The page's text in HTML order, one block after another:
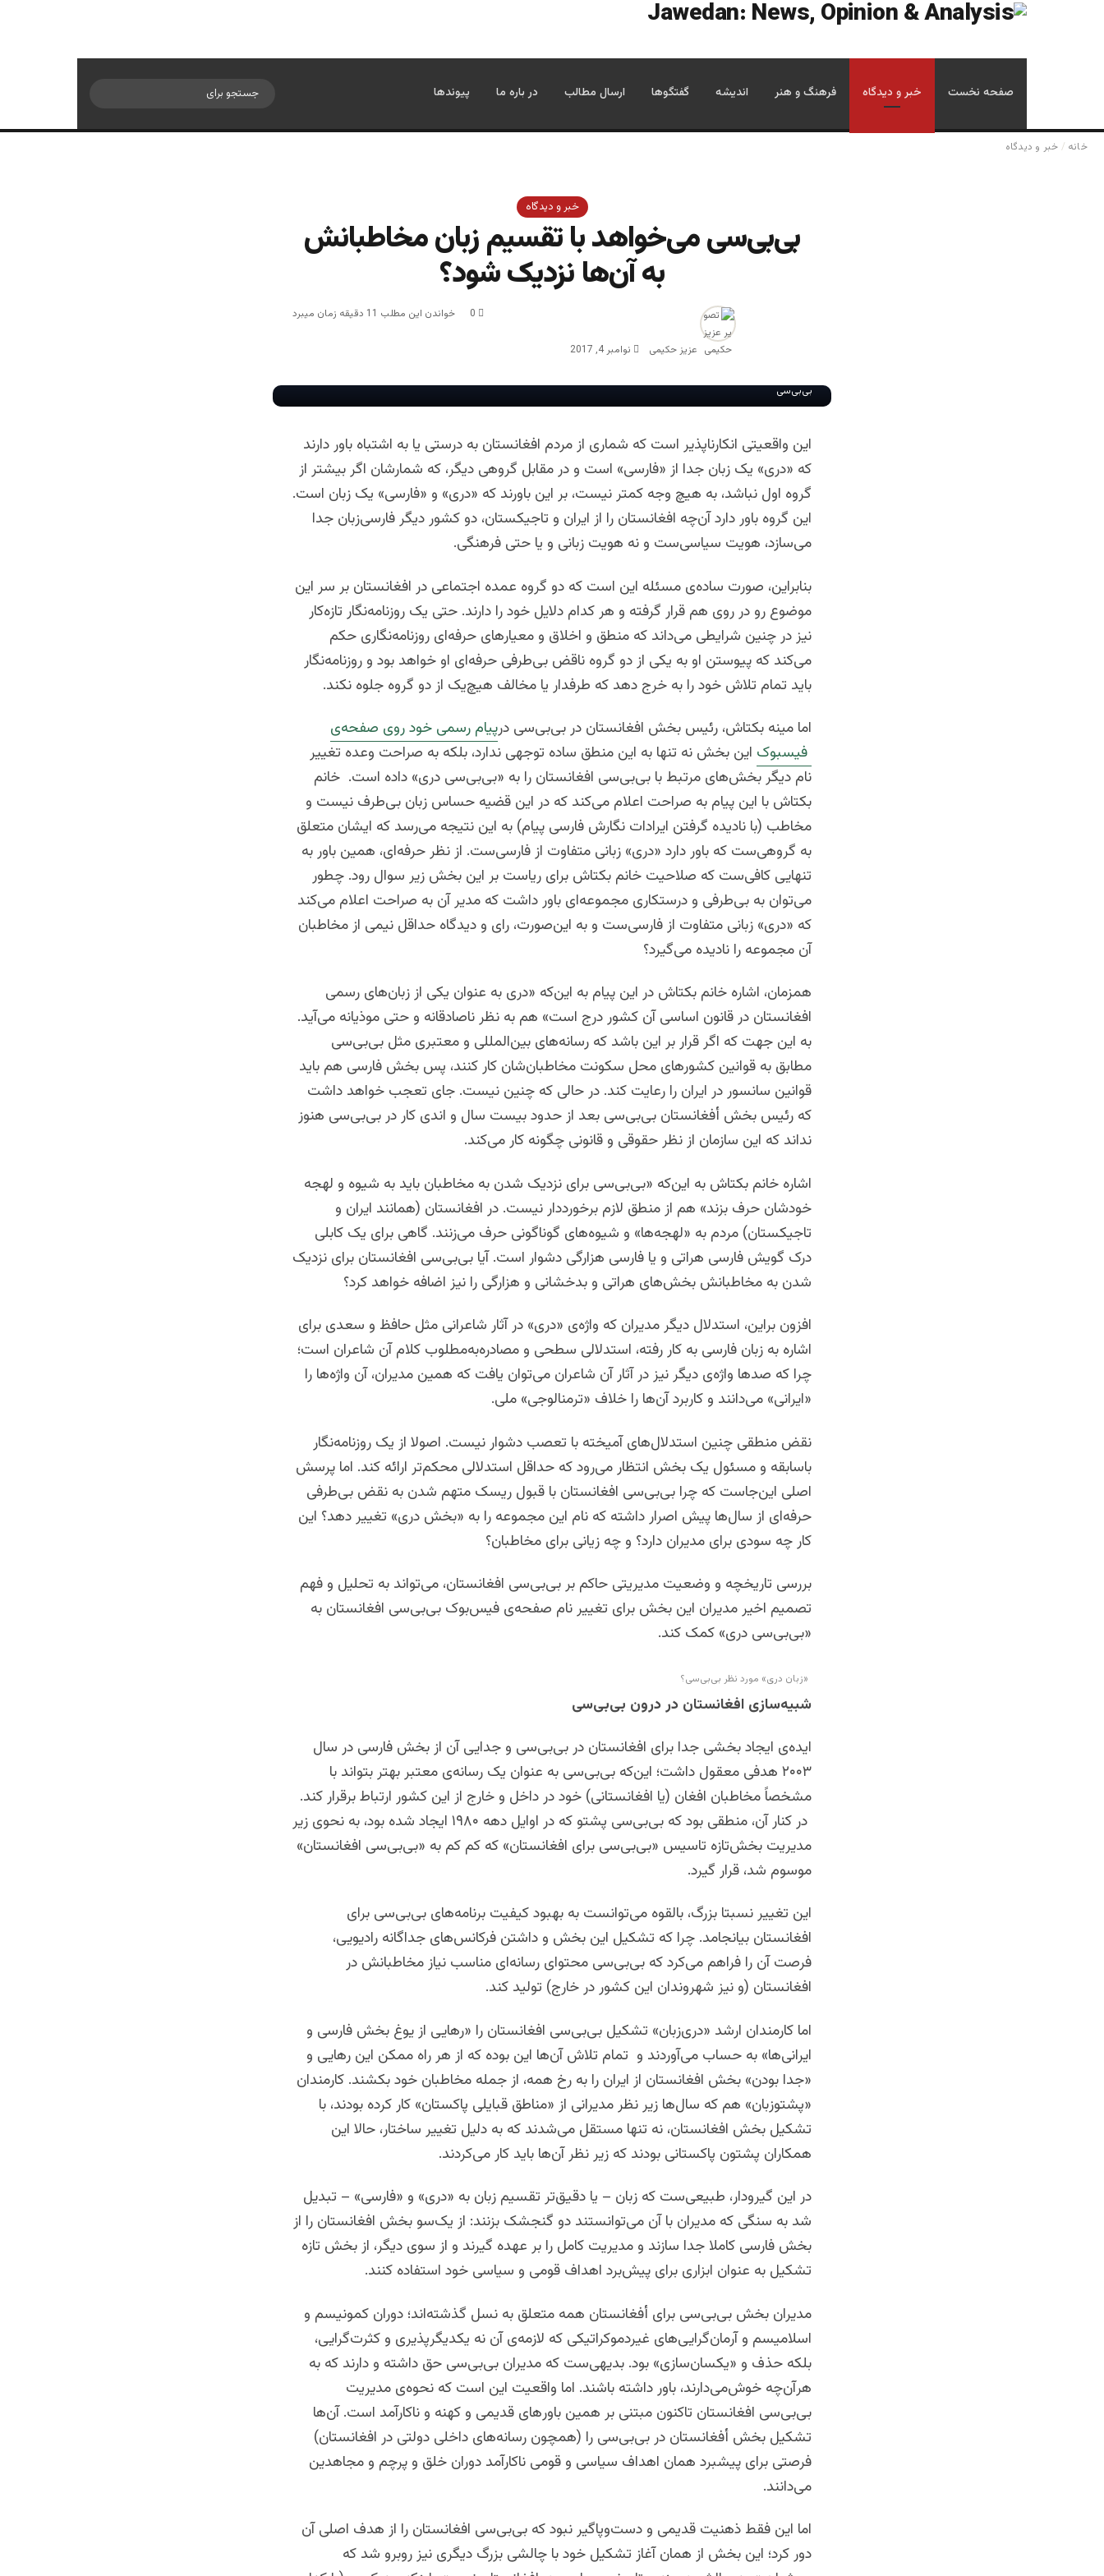
صفحه نخست خبر و دیدگاه فرهنگ و هنر اندیشه گفتگوها ارسال مطالب در باره ما پیوندها
خانه / خبر و دیدگاه
خبر و دیدگاه
بی‌بی‌سی‌‌ می‌خواهد با تقسیم زبان مخاطبانش
به آن‌ها نزدیک شود؟
عزیز حکیمی نوامبر 4, 2017
0 خواندن این مطلب 11 دقیقه زمان میبرد
بی‌بی‌سی
این واقعیتی انکارناپذیر است که شماری از مردم افغانستان به درستی یا به اشتباه باور دارند
که «دری» یک زبان جدا از «فارسی‌» است و در مقابل گروهی دیگر، که شمارشان اگر بیشتر از
گروه اول نباشد، به هیچ وجه کمتر نیست، بر این باورند که «دری» و «فارسی» یک زبان است.
این گروه باور دارد آن‌چه افغانستان را از ایران و تاجیکستان، دو کشور دیگر فارسی‌زبان جدا
می‌سازد، هویت سیاسی‌ست و نه هویت زبانی و یا حتی فرهنگی.
بنابراین، صورت ساده‌ی مسئله این است که دو گروه عمده‌ اجتماعی در افغانستان بر سر این
موضوع رو در روی هم قرار‌ گرفته‌ و هر کدام دلایل خود را دارند. حتی یک روزنامه‌نگار تازه‌کار
نیز در چنین شرایطی می‌داند که منطق و اخلاق و معیارهای حرفه‌ای روزنامه‌نگاری حکم
می‌کند که پیوستن او به یکی از دو گروه ناقض بی‌طرفی حرفه‌ای او خواهد بود و روزنامه‌نگار
باید تمام تلاش خود را به خرج دهد که طرفدار یا مخالف هیچ‌یک از دو گروه جلوه نکند.
اما مینه بکتاش، رئیس بخش افغانستان در بی‌بی‌سی درپیام رسمی خود روی صفحه‌ی
فیسبوک این بخش نه تنها به این منطق ساده توجهی ندارد، بلکه به صراحت وعده تغییر
نام دیگر بخش‌های مرتبط با بی‌بی‌سی افغانستان را به «بی‌بی‌سی دری» داده است. خانم
بکتاش با این پیام به صراحت اعلام می‌کند که در این قضیه حساس زبان بی‌طرف نیست و
مخاطب (با نادیده‌ گرفتن ایرادات نگارش فارسی پیام) به این نتیجه می‌رسد که ایشان متعلق
به گروهی‌‌ست که باور دارد «دری» زبانی متفاوت از فارسی‌ست. از نظر حرفه‌ای، همین باور به
تنهایی کافی‌ست که صلاحیت خانم بکتاش برای ریاست بر این بخش زیر سوال رود. چطور
می‌توان به بی‌طرفی و درستکاری مجموعه‌ای باور داشت که مدیر آن به صراحت اعلام می‌کند
که «دری» زبانی متفاوت از فارسی‌ست و به این‌صورت، رای و دیدگاه حداقل نیمی از مخاطبان
آن مجموعه را نادیده می‌گیرد؟
همزمان، اشاره خانم بکتاش در این پیام به این‌که «دری به عنوان یکی از زبان‌های رسمی
افغانستان در قانون اساسی آن کشور درج است» هم به نظر ناصادقانه و حتی موذیانه می‌آید.
به این جهت که اگر قرار بر این باشد که رسانه‌های بین‌المللی و معتبری مثل بی‌بی‌سی
مطابق به قوانین کشورهای محل سکونت مخاطبان‌شان کار کنند، پس بخش فارسی هم باید
قوانین سانسور در ایران را رعایت کند. در حالی که چنین نیست. جای تعجب خواهد داشت
که رئیس بخش أفغانستان بی‌بی‌سی بعد از حدود بیست سال و اندی کار در بی‌بی‌سی هنوز
نداند که این سازمان از نظر حقوقی و قانونی چگونه کار می‌کند.
اشاره خانم بکتاش به این‌که «بی‌بی‌سی برای نزدیک شدن به مخاطبان باید به شیوه و لهجه
خودشان حرف بزند» هم از منطق لازم برخورددار نیست. در افغانستان (همانند ایران و
تاجیکستان) مردم به «لهجه‌ها»‌ و شیوه‌های گوناگونی حرف می‌زنند. گاهی برای یک کابلی
درک گویش فارسی هراتی و یا فارسی هزارگی دشوار است. آیا بی‌بی‌سی افغانستان برای نزدیک
شدن به مخاطبانش بخش‌های هراتی و بدخشانی و هزارگی را نیز اضافه خواهد کرد؟
افزون براین، استدلال دیگر مدیران که واژه‌ی «دری» در آثار شاعرانی مثل حافظ و سعدی برای
اشاره به زبان فارسی به کار رفته، استدلالی سطحی و مصادره‌به‌مطلوب کلام آن شاعران است؛
چرا که صدها واژه‌ی دیگر نیز در آثار آن شاعران می‌توان یافت که همین مدیران، آن واژه‌ها را
«ایرانی» می‌دانند و کاربرد آن‌ها را خلاف «ترمنالوجی» ملی.
نقض منطقی چنین استدلال‌های آمیخته با تعصب دشوار نیست. اصولا از یک روزنامه‌نگار
باسابقه و مسئول یک بخش انتظار می‌رود که حداقل استدلالی محکم‌تر ارائه کند. اما پرسش
اصلی این‌جاست که چرا بی‌بی‌سی افغانستان با قبول ریسک متهم شدن به نقض بی‌طرفی
حرفه‌ای از سال‌ها پیش اصرار داشته که نام این مجموعه را به «بخش دری» تغییر دهد؟ این
کار چه سودی برای مدیران دارد؟ و چه زیانی برای مخاطبان؟
بررسی تاریخچه و وضعیت مدیریتی حاکم بر بی‌بی‌سی افغانستان، می‌تواند به تحلیل و فهم
تصمیم‌ اخیر مدیران این بخش برای تغییر نام صفحه‌ی فیس‌بوک بی‌بی‌سی افغانستان به
«بی‌بی‌سی دری» کمک کند.
«زبان دری» مورد نظر بی‌بی‌سی؟
شبیه‌سازی افغانستان در درون بی‌بی‌سی
ایده‌ی ایجاد بخشی جدا برای افغانستان در بی‌بی‌سی و جدایی آن از بخش فارسی در سال
۲۰۰۳ هدفی معقول داشت؛ این‌که بی‌بی‌سی به عنوان یک رسانه‌ی معتبر بهتر بتواند با
مشخصاً مخاطبان افغان (یا افغانستانی) خود در داخل و خارج از این کشور ارتباط برقرار کند.
در کنار آن، منطقی بود که بی‌بی‌سی پشتو که در اوایل دهه ۱۹۸۰ ایجاد شده بود، به نحوی زیر
مدیریت بخش‌تازه تاسیس «بی‌بی‌سی برای افغانستان» که کم کم به «بی‌بی‌سی افغانستان»‌
موسوم شد، قرار گیرد.
این تغییر نسبتا بزرگ، بالقوه می‌توانست به بهبود کیفیت برنامه‌های بی‌بی‌سی برای
افغانستان بیانجامد. چرا که تشکیل این بخش و داشتن فرکانس‌های جداگانه رادیویی،
فرصت آن را فراهم می‌کرد که بی‌بی‌سی محتوای رسانه‌ای مناسب نیاز مخاطبانش در
افغانستان (و نیز شهروندان این کشور در خارج) تولید کند.
اما کارمندان ارشد «دری‌زبان» تشکیل بی‌بی‌سی افغانستان را «رهایی از یوغ بخش فارسی و
ایرانی‌ها» به حساب می‌آوردند و تمام تلاش‌ آن‌ها این بوده که از هر راه ممکن این رهایی و
«جدا بودن» بخش افغانستان از ایران را به رخ همه، از جمله مخاطبان خود بکشند. کارمندان
«پشتوزبان»‌ هم که سال‌ها زیر نظر مدیرانی از «مناطق قبایلی پاکستان»‌ کار کرده بودند، با
تشکیل بخش افغانستان، نه تنها مستقل می‌شدند که به دلیل تغییر ساختار، حالا این
همکاران پشتون پاکستانی بودند که زیر نظر آن‌ها باید کار می‌کردند.
در این گیرودار، طبیعی‌ست که زبان – یا دقیق‌تر تقسیم زبان به «دری» و «فارسی» – تبدیل
شد به سنگی که مدیران با آن می‌توانستند دو گنجشک بزنند: از یک‌سو بخش افغانستان را از
بخش فارسی کاملا جدا سازند و مدیریت کامل را بر عهده گیرند و از سوی دیگر، از بخش تازه
تشکیل به عنوان ابزاری برای پیش‌برد اهداف قومی و سیاسی خود استفاده کنند.
مدیران بخش بی‌بی‌سی برای أفغانستان همه متعلق به نسل گذشته‌اند؛ دوران کمونیسم و
اسلامیسم و آرمان‌گرایی‌های غیردموکراتیکی که لازمه‌ی آن نه یکدیگرپذیری و کثرت‌گرایی،
بلکه حذف و «یکسان‌سازی» بود. بدیهی‌ست که مدیران بی‌بی‌سی حق داشته و دارند که به
هر‌آن‌چه خوش‌می‌دارند، باور داشته باشند. اما واقعیت این است که نحوه‌ی مدیریت
بی‌بی‌سی افغانستان تاکنون مبتنی بر همین باور‌های قدیمی و کهنه و ناکارآمد است. آن‌ها
تشکیل بخش أفغانستان در بی‌بی‌سی را (همچون رسانه‌های داخلی دولتی در افغانستان)
فرصتی برای پیشبرد همان اهداف سیاسی و قومی ناکارآمد دوران خلق و پرچم و مجاهدین
می‌دانند.
اما این فقط ذهنیت قدیمی و دست‌وپاگیر نبود که بی‌بی‌سی افغانستان را از هدف اصلی آن
دور کرد؛ این بخش از همان آغاز تشکیل خود با چالشی بزرگ دیگری نیز روبرو شد که